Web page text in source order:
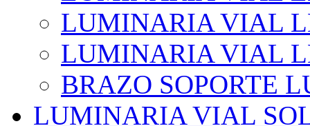
LUMINARIA VIAL
LUMINARIA VIAL
BRAZO SOPORTE
LUMINARIA VIAL